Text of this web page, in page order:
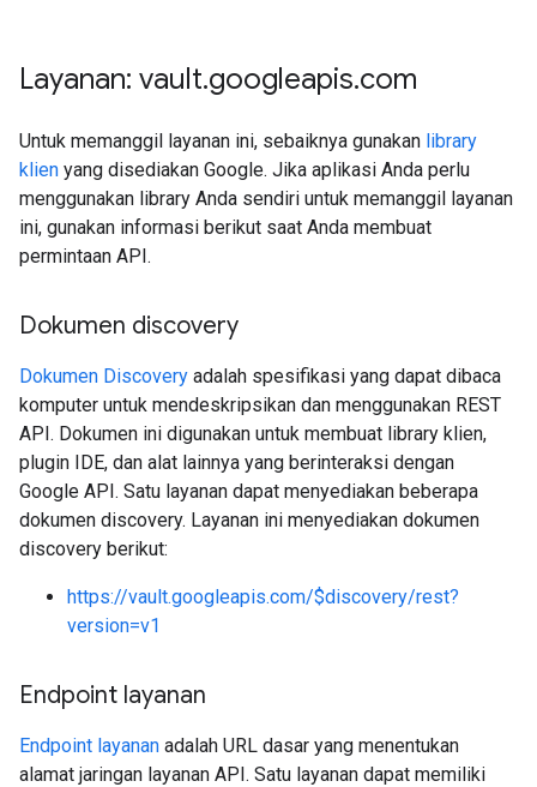
Layanan: vault.googleapis.com
Untuk memanggil layanan ini, sebaiknya gunakan library
klien yang disediakan Google. Jika aplikasi Anda perlu
menggunakan library Anda sendiri untuk memanggil layanan
ini, gunakan informasi berikut saat Anda membuat
permintaan API.
Dokumen discovery
Dokumen Discovery adalah spesifikasi yang dapat dibaca
komputer untuk mendeskripsikan dan menggunakan REST
API. Dokumen ini digunakan untuk membuat library klien,
plugin IDE, dan alat lainnya yang berinteraksi dengan
Google API. Satu layanan dapat menyediakan beberapa
dokumen discovery. Layanan ini menyediakan dokumen
discovery berikut:
https://vault.googleapis.com/$discovery/rest?
version=v1
Endpoint layanan
Endpoint layanan adalah URL dasar yang menentukan
alamat jaringan layanan API. Satu layanan dapat memiliki